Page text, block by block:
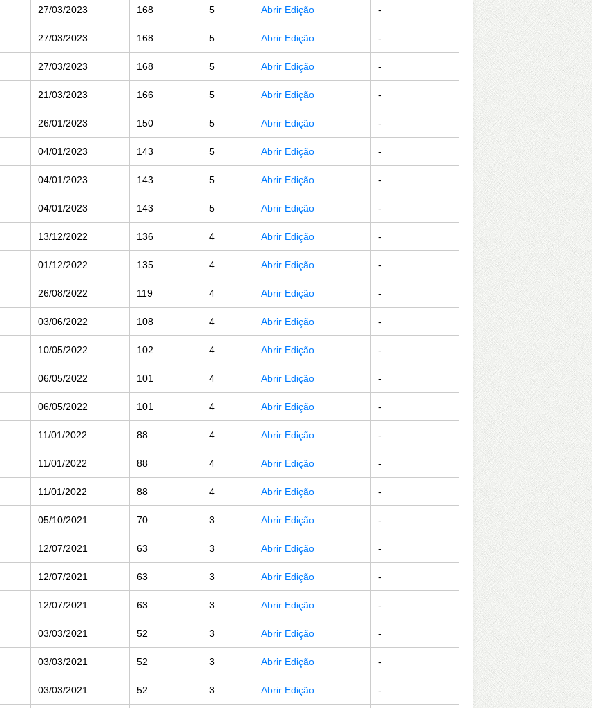
27/03/2023 168 5 Abrir Edição -
27/03/2023 168 5 Abrir Edição -
27/03/2023 168 5 Abrir Edição -
21/03/2023 166 5 Abrir Edição -
26/01/2023 150 5 Abrir Edição -
04/01/2023 143 5 Abrir Edição -
04/01/2023 143 5 Abrir Edição -
04/01/2023 143 5 Abrir Edição -
13/12/2022 136 4 Abrir Edição -
01/12/2022 135 4 Abrir Edição -
26/08/2022 119 4 Abrir Edição -
03/06/2022 108 4 Abrir Edição -
10/05/2022 102 4 Abrir Edição -
06/05/2022 101 4 Abrir Edição -
06/05/2022 101 4 Abrir Edição -
11/01/2022 88 4 Abrir Edição -
11/01/2022 88 4 Abrir Edição -
11/01/2022 88 4 Abrir Edição -
05/10/2021 70 3 Abrir Edição -
12/07/2021 63 3 Abrir Edição -
12/07/2021 63 3 Abrir Edição -
12/07/2021 63 3 Abrir Edição -
03/03/2021 52 3 Abrir Edição -
03/03/2021 52 3 Abrir Edição -
03/03/2021 52 3 Abrir Edição -